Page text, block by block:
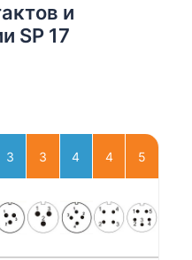
и
SP 17
3 3 4 4 5